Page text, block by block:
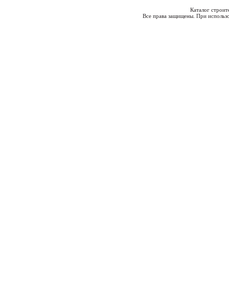
Каталог
Все права защищены. При